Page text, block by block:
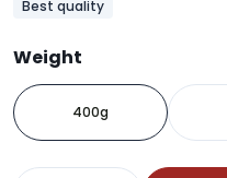
Best quality
Weight
400g